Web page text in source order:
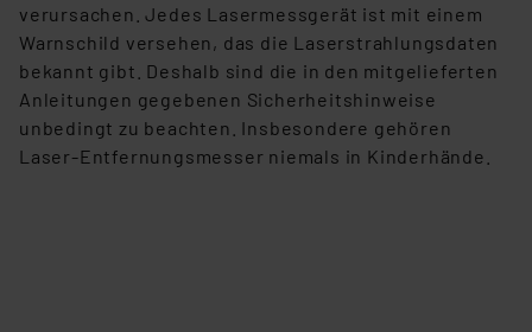
verursachen. Jedes Lasermessgerät ist mit einem
Warnschild versehen, das die Laserstrahlungsdaten
bekannt gibt. Deshalb sind die in den mitgelieferten
Anleitungen gegebenen Sicherheitshinweise
unbedingt zu beachten. Insbesondere gehören
Laser-Entfernungsmesser niemals in Kinderhände.